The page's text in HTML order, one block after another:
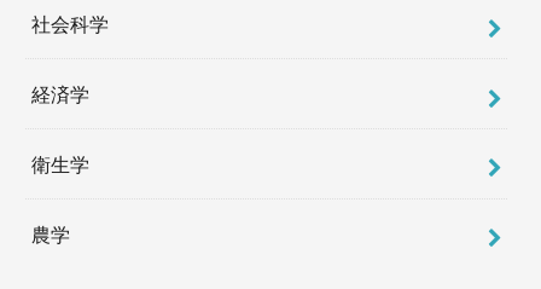
社会科学
経済学
衛生学
農学